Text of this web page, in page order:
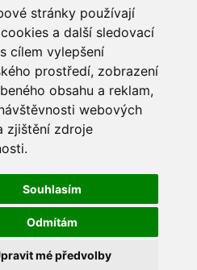
stránky používají
a další sledovací
cílem vylepšení
prostředí, zobrazení
obsahu a reklam,
webových
zjištění zdroje
Souhlasím
Odmítám
mé předvolby